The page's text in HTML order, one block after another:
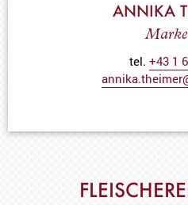
ANNIKA
tel. +43 1